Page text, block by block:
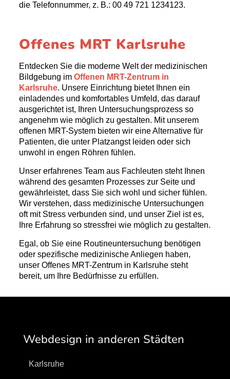
die Telefonnummer, z. B.: 00 49 721 1234123.
Offenes MRT Karlsruhe
Entdecken Sie die moderne Welt der medizinischen
Bildgebung im Offenen MRT-Zentrum in
Karlsruhe. Unsere Einrichtung bietet Ihnen ein
einladendes und komfortables Umfeld, das darauf
ausgerichtet ist, Ihren Untersuchungsprozess so
angenehm wie möglich zu gestalten. Mit unserem
offenen MRT-System bieten wir eine Alternative für
Patienten, die unter Platzangst leiden oder sich
unwohl in engen Röhren fühlen.
Unser erfahrenes Team aus Fachleuten steht Ihnen
während des gesamten Prozesses zur Seite und
gewährleistet, dass Sie sich wohl und sicher fühlen.
Wir verstehen, dass medizinische Untersuchungen
oft mit Stress verbunden sind, und unser Ziel ist es,
Ihre Erfahrung so stressfrei wie möglich zu gestalten.
Egal, ob Sie eine Routineuntersuchung benötigen
oder spezifische medizinische Anliegen haben,
unser Offenes MRT-Zentrum in Karlsruhe steht
bereit, um Ihre Bedürfnisse zu erfüllen.
Webdesign in anderen Städten
Karlsruhe